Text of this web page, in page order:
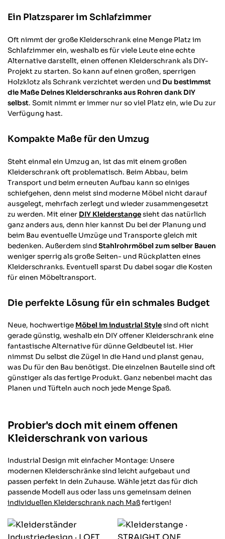
Ein Platzsparer im Schlafzimmer
Oft nimmt der große Kleiderschrank eine Menge Platz im
Schlafzimmer ein, weshalb es für viele Leute eine echte
Alternative darstellt, einen offenen Kleiderschrank als DIY-
Projekt zu starten. So kann auf einen großen, sperrigen
Holzklotz als Schrank verzichtet werden und Du bestimmst
die Maße Deines Kleiderschranks aus Rohren dank DIY
selbst. Somit nimmt er immer nur so viel Platz ein, wie Du zur
Verfügung hast.
Kompakte Maße für den Umzug
Steht einmal ein Umzug an, ist das mit einem großen
Kleiderschrank oft problematisch. Beim Abbau, beim
Transport und beim erneuten Aufbau kann so einiges
schiefgehen, denn meist sind moderne Möbel nicht darauf
ausgelegt, mehrfach zerlegt und wieder zusammengesetzt
zu werden. Mit einer DIY Kleiderstangesieht das natürlich
ganz anders aus, denn hier kannst Du bei der Planung und
beim Bau eventuelle Umzüge und Transporte gleich mit
bedenken. Außerdem sindStahlrohrmöbel zum selber Bauen
weniger sperrig als große Seiten- und Rückplatten eines
Kleiderschranks. Eventuell sparst Du dabei sogar die Kosten
für einen Möbeltransport.
Die perfekte Lösung für ein schmales Budget
Neue, hochwertige Möbel im industrial Stylesind oft nicht
gerade günstig, weshalb ein DIY offener Kleiderschrank eine
fantastische Alternative für dünne Geldbeutel ist. Hier
nimmst Du selbst die Zügel in die Hand und planst genau,
was Du für den Bau benötigst. Die einzelnen Bauteile sind oft
günstiger als das fertige Produkt. Ganz nebenbei macht das
Planen und Tüfteln auch noch jede Menge Spaß.
Probier's doch mit einem offenen
Kleiderschrank von various
Industrial Design mit einfacher Montage: Unsere
modernen Kleiderschränke sind leicht aufgebaut und
passen perfekt in dein Zuhause. Wähle jetzt das für dich
passende Modell aus oder lass uns gemeinsam deinen
individuellen Kleiderschrank nach Maßfertigen!